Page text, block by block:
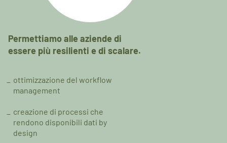
Permettiamo alle aziende di
essere più resilienti e di scalare.
ottimizzazione del workflow
management
creazione di processi che
rendono disponibili dati by
design